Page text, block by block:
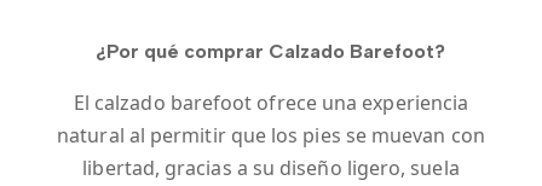
¿Por qué comprar Calzado Barefoot?
El calzado barefoot ofrece una experiencia
natural al permitir que los pies se muevan con
libertad, gracias a su diseño ligero, suela